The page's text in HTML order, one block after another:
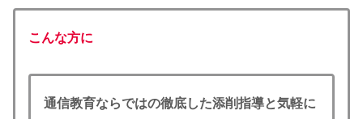
こんな方に
通信教育ならではの徹底した添削指導と気軽に